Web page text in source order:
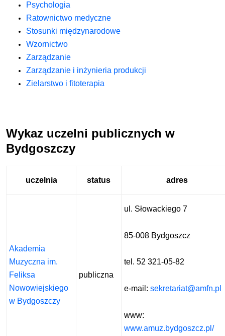
Psychologia
Ratownictwo medyczne
Stosunki międzynarodowe
Wzornictwo
Zarządzanie
Zarządzanie i inżynieria produkcji
Zielarstwo i fitoterapia
Wykaz uczelni publicznych w
Bydgoszczy
uczelnia status adres
Akademia
Muzyczna im.
Feliksa
Nowowiejskiego
w Bydgoszczy
publiczna
ul. Słowackiego 7
85-008 Bydgoszcz
tel. 52 321-05-82
e-mail:sekretariat@amfn.pl
www:
www.amuz.bydgoszcz.pl/